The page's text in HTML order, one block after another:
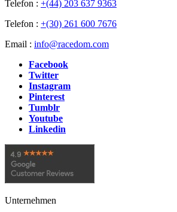
Telefon : +(44) 203 637 9363
Telefon : +(30) 261 600 7676
Email : info@racedom.com
Facebook
Twitter
Instagram
Pinterest
Tumblr
Youtube
Linkedin
Unternehmen